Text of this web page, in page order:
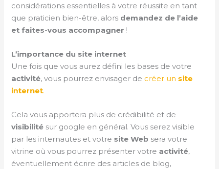
considérations essentielles à votre réussite en tant
que praticien bien-être, alors demandez de l’aide
et faites-vous accompagner !
L’importance du site internet
Une fois que vous aurez défini les bases de votre
activité, vous pourrez envisager de créer un site
internet.
Cela vous apportera plus de crédibilité et de
visibilité sur google en général. Vous serez visible
par les internautes et votre site Web sera votre
vitrine où vous pourrez présenter votre activité,
éventuellement écrire des articles de blog,